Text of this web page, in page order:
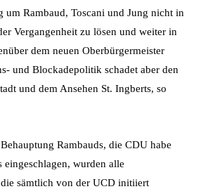
um Rambaud, Toscani und Jung nicht in
Vergangenheit zu lösen und weiter in
dem neuen Oberbürgermeister
und Blockadepolitik schadet aber den
und dem Ansehen St. Ingberts, so
Rambauds, die CDU habe
eingeschlagen, wurden alle
sämtlich von der UCD initiiert